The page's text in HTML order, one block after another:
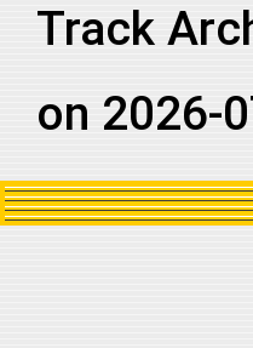
2005029S11072
2005029S11072
2005029S11072
Track
on 2026-